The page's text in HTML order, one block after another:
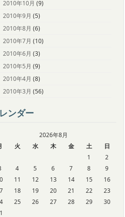
2010年10月 (9)
2010年9月 (5)
2010年8月 (6)
2010年7月 (10)
2010年6月 (3)
2010年5月 (9)
2010年4月 (8)
2010年3月 (56)
ンダー
2026年8月
火 水 木 金 土
日
1
2
4 5 6 7 8
9
11 12 13 14 15
16
18 19 20 21 22
23
25 26 27 28 29
30